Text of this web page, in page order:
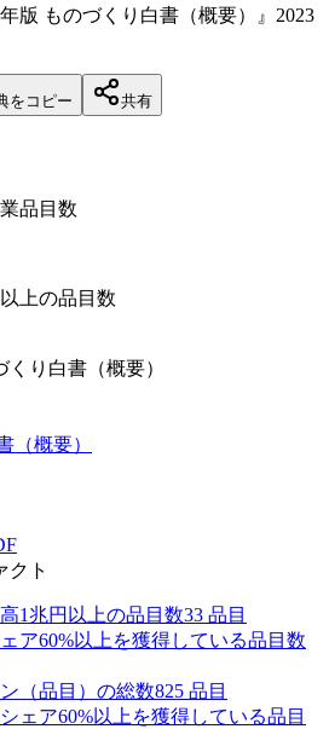
版 ものづくり白書（概要）』2023
をコピー 共有
品目数
上の品目数
くり白書（概要）
（概要）
クト
1兆円以上の品目数33 品目
ア60%以上を獲得している品目数
（品目）の総数825 品目
ェア60%以上を獲得している品目